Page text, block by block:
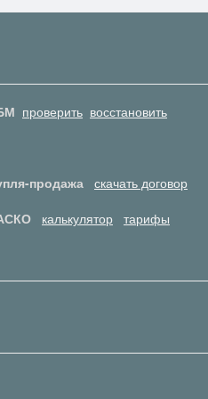
проверить восстановить
продажа
скачать договор
калькулятор тарифы